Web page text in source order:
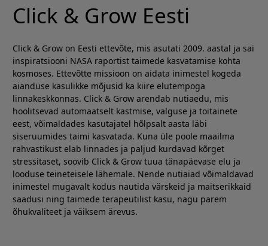
Click & Grow Eesti
Click & Grow on Eesti ettevõte, mis asutati 2009. aastal ja sai
inspiratsiooni NASA raportist taimede kasvatamise kohta
kosmoses. Ettevõtte missioon on aidata inimestel kogeda
aianduse kasulikke mõjusid ka kiire elutempoga
linnakeskkonnas. Click & Grow arendab nutiaedu, mis
hoolitsevad automaatselt kastmise, valguse ja toitainete
eest, võimaldades kasutajatel hõlpsalt aasta läbi
siseruumides taimi kasvatada. Kuna üle poole maailma
rahvastikust elab linnades ja paljud kurdavad kõrget
stressitaset, soovib Click & Grow tuua tänapäevase elu ja
looduse teineteisele lähemale. Nende nutiaiad võimaldavad
inimestel mugavalt kodus nautida värskeid ja maitserikkaid
saadusi ning taimede terapeutilist kasu, nagu parem
õhukvaliteet ja väiksem ärevus.